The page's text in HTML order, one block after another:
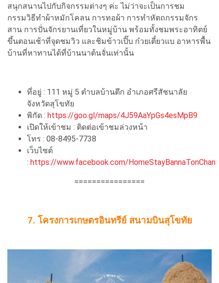
สนุกสนานไปกับกิจกรรมต่างๆ ค่ะ ไม่ว่าจะเป็นการชม
กรรมวิธีทำผ้าหมักโคลน การทอผ้า การทำหัตถกรรมจักร
สาน การปั่นจักรยานเที่ยวในหมู่บ้าน พร้อมทั้งชมพระอาทิตย์
ขึ้นตอนเช้าที่จุดชมวิว และชิมข้าวเปิ๊บ ก๋วยเตี๋ยวแบ อาหารพื้น
บ้านที่หาทานได้ที่บ้านนาต้นจั่นเท่านั้น
ที่อยู่ : 111 หมู่ 5 ตำบลบ้านตึก อำเภอศรีสัชนาลัย
จังหวัดสุโขทัย
พิกัด : https://goo.gl/maps/4J59AaYpGs4esMpB9
เปิดให้เข้าชม : ติดต่อเข้าชมล่วงหน้า
โทร : 08-8495-7738
เว็บไซต์
: https://www.facebook.com/HomeStayBannaTonChan
================
7. โครงการเกษตรอินทรีย์ สนามบินสุโขทัย